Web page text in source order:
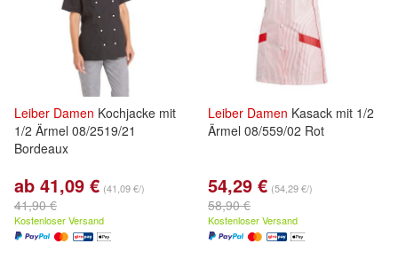
Leiber Damen Kochjacke mit
1/2 Ärmel 08/2519/21
Bordeaux
ab 41,09 € (41,09 €/)
41,90 €
Kostenloser Versand
Leiber Damen Kasack mit 1/2
Ärmel 08/559/02 Rot
54,29 € (54,29 €/)
58,90 €
Kostenloser Versand